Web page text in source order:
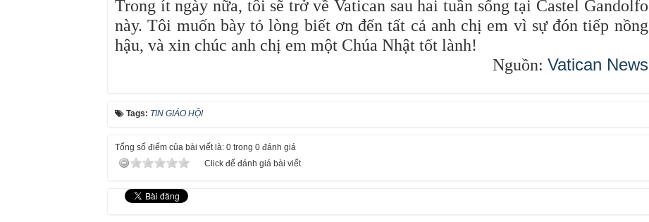
Trong ít ngày nữa, tôi sẽ trở về Vatican sau hai tuần sống tại Castel Gandolfo
này. Tôi muốn bày tỏ lòng biết ơn đến tất cả anh chị em vì sự đón tiếp nồng
hậu, và xin chúc anh chị em một Chúa Nhật tốt lành!
Nguồn: Vatican News
Tags: TIN GIÁO HỘI
Tổng số điểm của bài viết là: 0 trong 0 đánh giá
Click để đánh giá bài viết